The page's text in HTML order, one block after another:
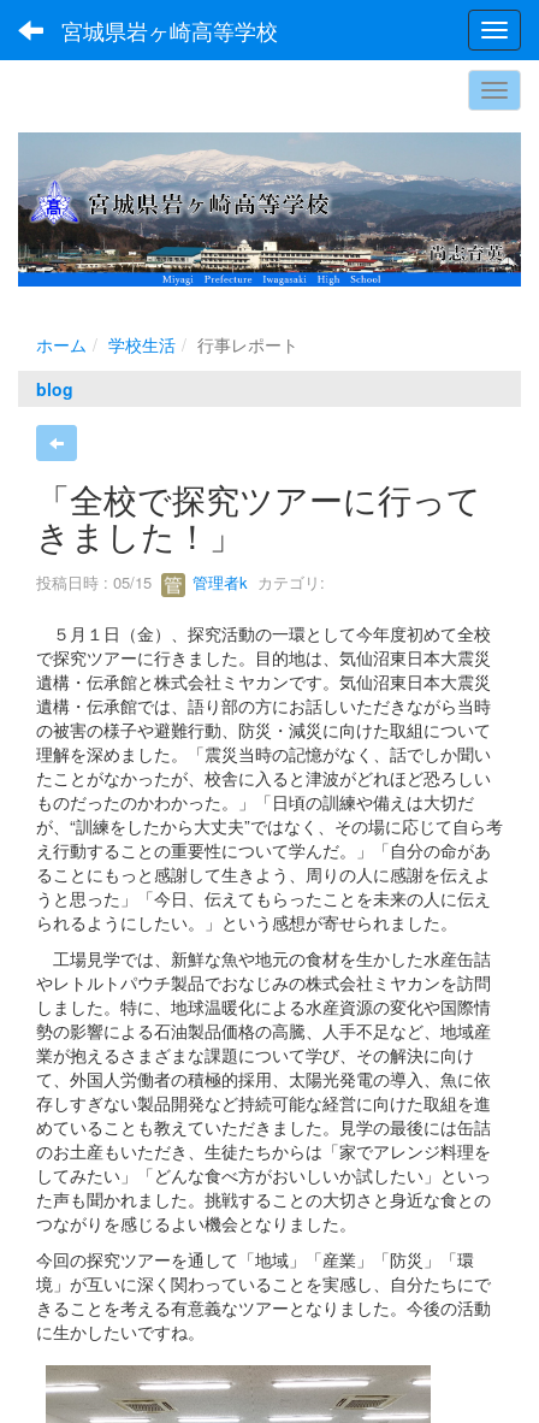
宮城県岩ヶ崎高等学校
ホーム 学校生活
行事レポート
blog
「全校で探究ツアーに行って
きました！」
投稿日時 : 05/15 管理者k カテゴリ:
５月１日（金）、探究活動の一環として今年度初めて全校
で探究ツアーに行きました。目的地は、気仙沼東日本大震災
遺構・伝承館と株式会社ミヤカンです。気仙沼東日本大震災
遺構・伝承館では、語り部の方にお話しいただきながら当時
の被害の様子や避難行動、防災・減災に向けた取組について
理解を深めました。「震災当時の記憶がなく、話でしか聞い
たことがなかったが、校舎に入ると津波がどれほど恐ろしい
ものだったのかわかった。」「日頃の訓練や備えは大切だ
が、“訓練をしたから大丈夫”ではなく、その場に応じて自ら考
え行動することの重要性について学んだ。」「自分の命があ
ることにもっと感謝して生きよう、周りの人に感謝を伝えよ
うと思った」「今日、伝えてもらったことを未来の人に伝え
られるようにしたい。」という感想が寄せられました。
工場見学では、新鮮な魚や地元の食材を生かした水産缶詰
やレトルトパウチ製品でおなじみの株式会社ミヤカンを訪問
しました。特に、地球温暖化による水産資源の変化や国際情
勢の影響による石油製品価格の高騰、人手不足など、地域産
業が抱えるさまざまな課題について学び、その解決に向け
て、外国人労働者の積極的採用、太陽光発電の導入、魚に依
存しすぎない製品開発など持続可能な経営に向けた取組を進
めていることも教えていただきました。見学の最後には缶詰
のお土産もいただき、生徒たちからは「家でアレンジ料理を
してみたい」「どんな食べ方がおいしいか試したい」といっ
た声も聞かれました。挑戦することの大切さと身近な食との
つながりを感じるよい機会となりました。
今回の探究ツアーを通して「地域」「産業」「防災」「環
境」が互いに深く関わっていることを実感し、自分たちにで
きることを考える有意義なツアーとなりました。今後の活動
に生かしたいですね。